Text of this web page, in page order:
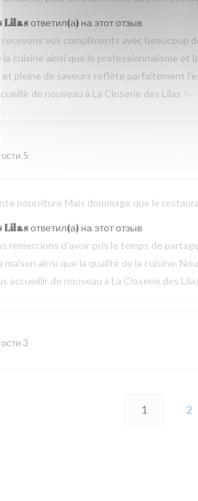
Lilasответил(а) на этот отзыв
vos compliments avec beaucoup
la cuisine ainsi que le professionnalisme
et pleine de saveurs reflète parfaitement
de nouveau à La Closerie des Lilas ✨
5
nourriture Mais dommage que le
Lilasответил(а) на этот отзыв
remercions d’avoir pris le temps de
maison ainsi que la qualité de la cuisine.
accueillir de nouveau à La Closerie des Lilas
3
1 2